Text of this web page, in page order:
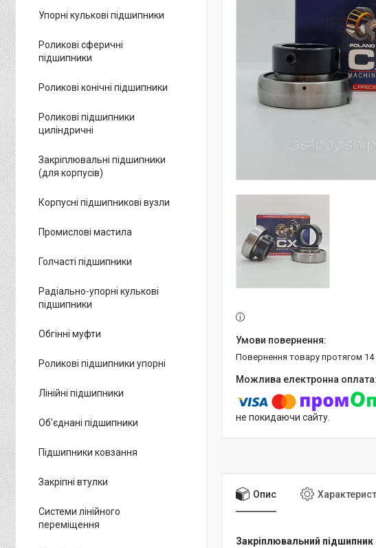
повернення товару протягом 14
не покидаючи сайту.
Опис
Закріплювальний підшипник
Упорні кулькові підшипники
Роликові сферичні
підшипники
Роликові конічні підшипники
Роликові підшипники
циліндричні
Закріплювальні підшипники
(для корпусів)
Корпусні підшипникові вузли
Промислові мастила
Голчасті підшипники
Радіально-упорні кулькові
підшипники
Обгінні муфти
Роликові підшипники упорні
Лінійні підшипники
Об'єднані підшипники
Підшипники ковзання
Закріпні втулки
Системи лінійного
переміщення